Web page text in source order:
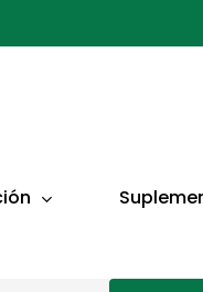
ENTER para buscar o